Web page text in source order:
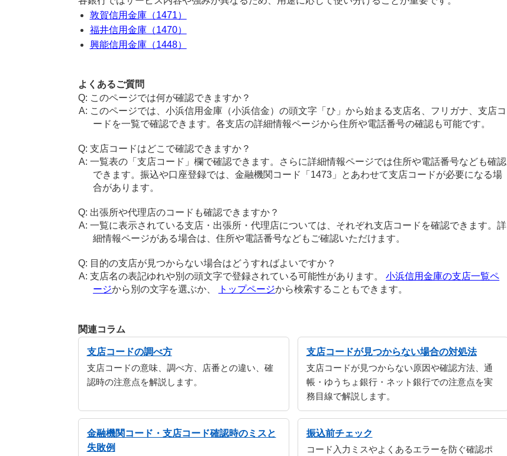
敦賀信用金庫（1471）
福井信用金庫（1470）
興能信用金庫（1448）
よくあるご質問
このページでは何が確認できますか？
このページでは、小浜信用金庫（小浜信金）の頭文字「ひ」から始まる支店名、フリガナ、支店コ
ードを一覧で確認できます。各支店の詳細情報ページから住所や電話番号の確認も可能です。
支店コードはどこで確認できますか？
一覧表の「支店コード」欄で確認できます。さらに詳細情報ページでは住所や電話番号なども確認
できます。振込や口座登録では、金融機関コード「1473」とあわせて支店コードが必要になる場
合があります。
出張所や代理店のコードも確認できますか？
一覧に表示されている支店・出張所・代理店については、それぞれ支店コードを確認できます。詳
細情報ページがある場合は、住所や電話番号などもご確認いただけます。
目的の支店が見つからない場合はどうすればよいですか？
支店名の表記ゆれや別の頭文字で登録されている可能性があります。小浜信用金庫の支店一覧ペ
ージから別の文字を選ぶか、 トップページから検索することもできます。
関連コラム
支店コードの調べ方
支店コードの意味、調べ方、店番との違い、確
認時の注意点を解説します。
支店コードが見つからない場合の対処法
支店コードが見つからない原因や確認方法、通
帳・ゆうちょ銀行・ネット銀行での注意点を実
務目線で解説します。
金融機関コード・支店コード確認時のミスと
失敗例
振込前チェック
コード入力ミスやよくあるエラーを防ぐ確認ポ